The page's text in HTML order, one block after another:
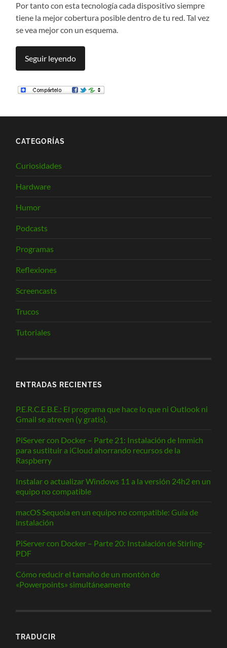
Por tanto con esta tecnología cada dispositivo siempre
tiene la mejor cobertura posible dentro de tu red. Tal vez
se vea mejor con un esquema.
Seguir leyendo
CATEGORÍAS
Curiosidades
Hardware
Humor
Podcasts
Programas
Reflexiones
Screencasts
Trucos
Tutoriales
ENTRADAS RECIENTES
P.E.R.C.E.B.E.: El programa que hace lo que ni Outlook ni
Gmail se atreven (y gratis).
PiServer con Docker – Parte 21: Instalación de Immich
para sustituir a iCloud ahorrando recursos de la
Raspberry
Instalar o actualizar Windows 11 a la versión 24h2 en un
equipo no compatible
macOS Sequoia en un equipo no compatible: Guía de
instalación
PiServer con Docker – Parte 20: Instalación de Stirling-
PDF
Cómo reducir el tamaño de un montón de
«Powerpoints» simultáneamente
TRADUCIR